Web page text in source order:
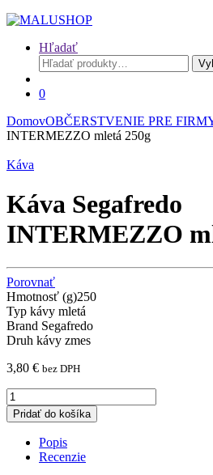
Hľadať
Hľadať:
0
DomovOBČERSTVENIE PRE
INTERMEZZO mletá 250g
Káva
Káva Segafredo
INTERMEZZO
Porovnať
Hmotnosť (g)250
Typ kávy mletá
Brand Segafredo
Druh kávy zmes
3,80 € bez DPH
Káva
Segafredo
INTERMEZZO
mletá
250g
quantity
Pridať do košíka
Popis
Recenzie